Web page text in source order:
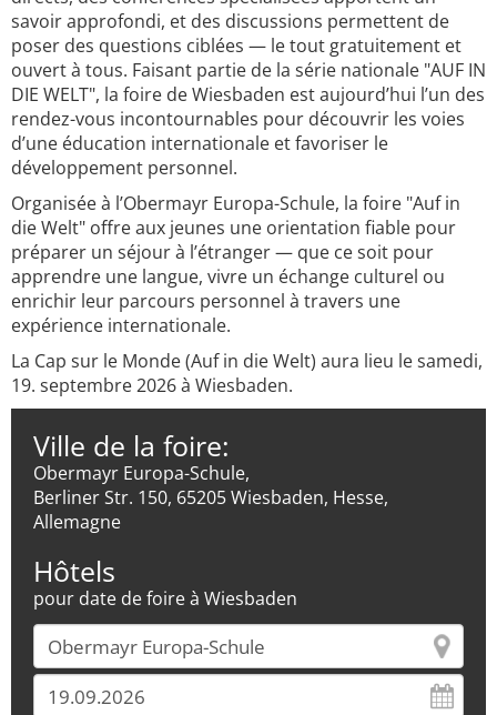
savoir approfondi, et des discussions permettent de
poser des questions ciblées — le tout gratuitement et
ouvert à tous. Faisant partie de la série nationale "AUF IN
DIE WELT", la foire de Wiesbaden est aujourd’hui l’un des
rendez-vous incontournables pour découvrir les voies
d’une éducation internationale et favoriser le
développement personnel.
Organisée à l’Obermayr Europa-Schule, la foire "Auf in
die Welt" offre aux jeunes une orientation fiable pour
préparer un séjour à l’étranger — que ce soit pour
apprendre une langue, vivre un échange culturel ou
enrichir leur parcours personnel à travers une
expérience internationale.
La Cap sur le Monde (Auf in die Welt) aura lieu le samedi,
19. septembre 2026 à Wiesbaden.
Ville de la foire:
Obermayr Europa-Schule,
Berliner Str. 150, 65205 Wiesbaden, Hesse,
Allemagne
Hôtels
pour date de foire à Wiesbaden